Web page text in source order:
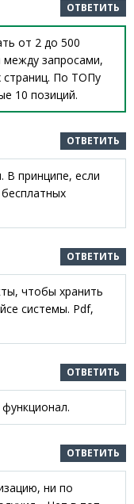
ОТВЕТИТЬ
от 2 до 500
между запросами,
страниц. По ТОПу
10 позиций.
ОТВЕТИТЬ
В принципе, если
ОТВЕТИТЬ
чтобы хранить
системы. Pdf,
ОТВЕТИТЬ
ОТВЕТИТЬ
ни по